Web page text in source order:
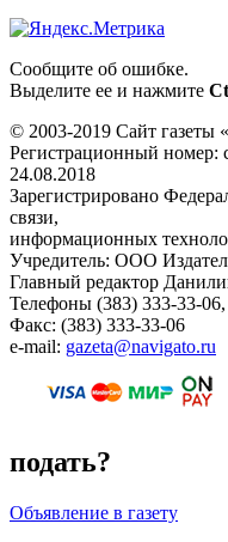
Сообщите об ошибке.
Выделите ее и нажмите
© 2003-2019 Сайт
Регистрационный
24.08.2018
Зарегистрировано
связи,
информационных
Учредитель: ООО
Главный редактор
Телефоны (383) 333-33-
Факс: (383) 333-33-06
e-mail: gazeta@navigato.ru
подать?
Объявление в газету